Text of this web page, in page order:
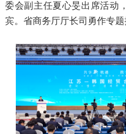
委会副主任夏心旻出席活动
宾。省商务厅厅长司勇作专题